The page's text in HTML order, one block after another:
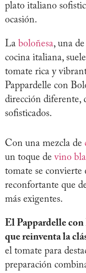
plato italiano
ocasión.
La boloñesa, una
cocina italiana,
tomate rica y
Pappardelle con
dirección diferente,
sofisticados.
Con una mezcla de
un toque devino
tomate se convierte
reconfortante que
más exigentes.
El Pappardelle con
que reinventa la
el tomate para
preparación